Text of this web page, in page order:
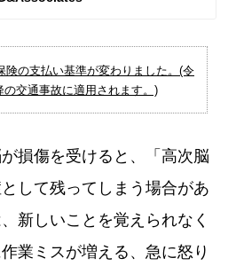
険の支払い基準が変わりました。(令
の交通事故に適用されます。)
損傷を受けると、「高次脳
して残ってしまう場合があ
新しいことを覚えられなく
業ミスが増える、急に怒り